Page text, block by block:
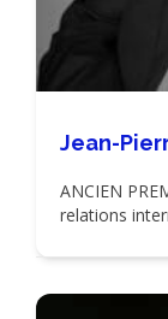
Jean-
ANCIEN
relations